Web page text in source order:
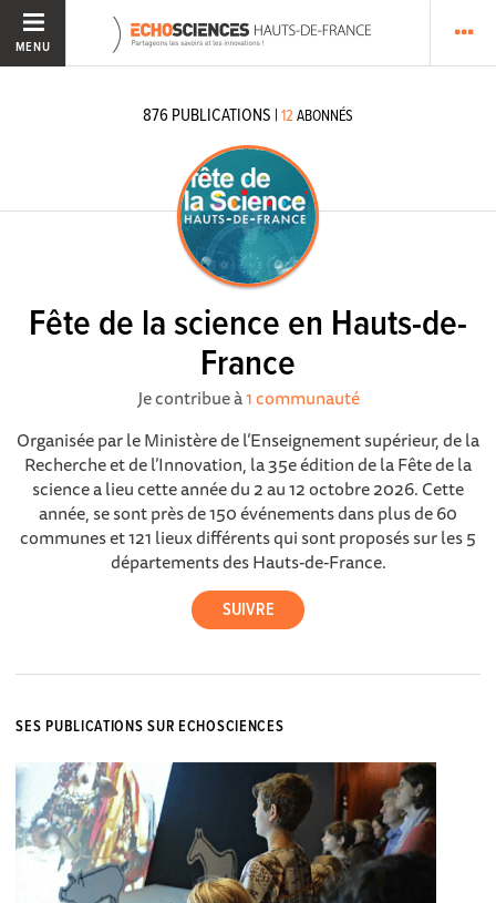
MENU
876PUBLICATIONS | 12 ABONNÉS
Fête de la science en Hauts-de-
France
Je contribue à1 communauté
Organisée par le Ministère de l’Enseignement supérieur, de la
Recherche et de l’Innovation, la 35e édition de la Fête de la
science a lieu cette année du 2 au 12 octobre 2026. Cette
année, se sont près de 150 événements dans plus de 60
communes et 121 lieux différents qui sont proposés sur les 5
départements des Hauts-de-France.
SES PUBLICATIONS SUR ECHOSCIENCES